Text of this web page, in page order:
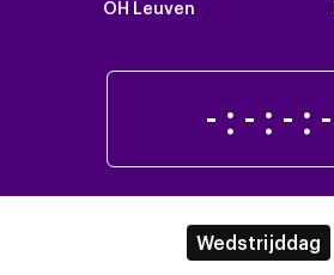
OH Leuven
- : - : - : -
Wedstrijddag